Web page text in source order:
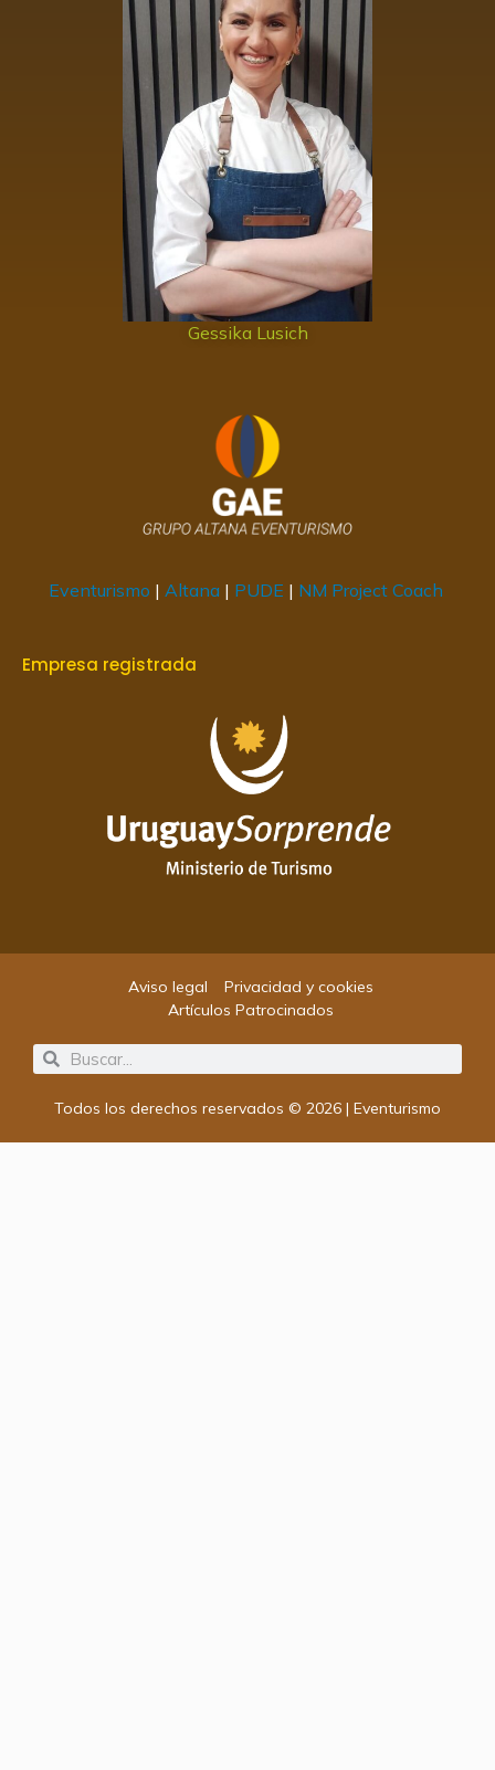
Gessika Lusich
Eventurismo | Altana | PUDE | NM Project Coach
Empresa registrada
Todos los derechos reservados © 2026 | Eventurismo
SearchSearch
Aviso legal
Privacidad y cookies
Artículos Patrocinados